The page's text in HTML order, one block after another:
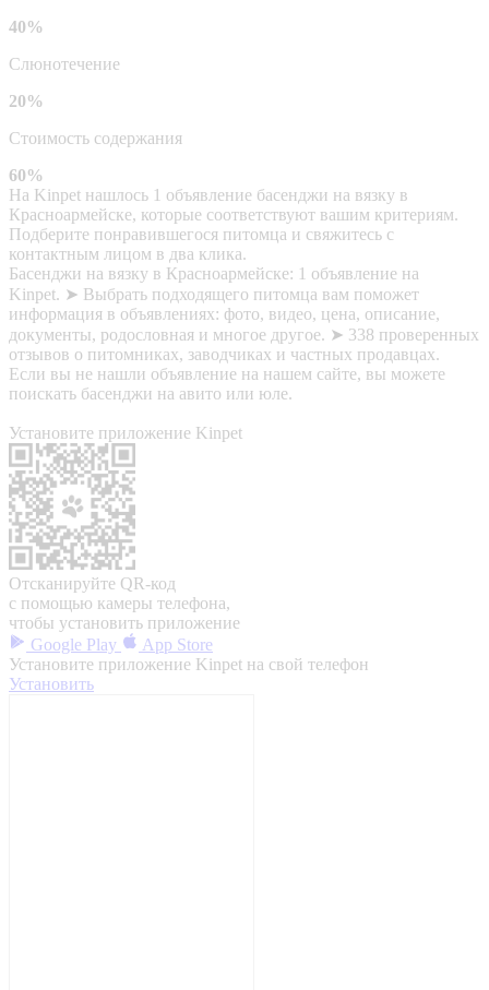
40%
Слюнотечение
20%
Стоимость содержания
60%
На Kinpet нашлось 1 объявление басенджи на вязку в
Красноармейске, которые соответствуют вашим критериям.
Подберите понравившегося питомца и свяжитесь с
контактным лицом в два клика.
Басенджи на вязку в Красноармейске: 1 объявление на
Kinpet. ➤ Выбрать подходящего питомца вам поможет
информация в объявлениях: фото, видео, цена, описание,
документы, родословная и многое другое. ➤ 338 проверенных
отзывов о питомниках, заводчиках и частных продавцах.
Если вы не нашли объявление на нашем сайте, вы можете
поискать басенджи на авито или юле.
Установите приложение Kinpet
Отсканируйте QR-код
с помощью камеры телефона,
чтобы установить приложение
Google Play
App Store
Установите приложение Kinpet на свой телефон
Установить